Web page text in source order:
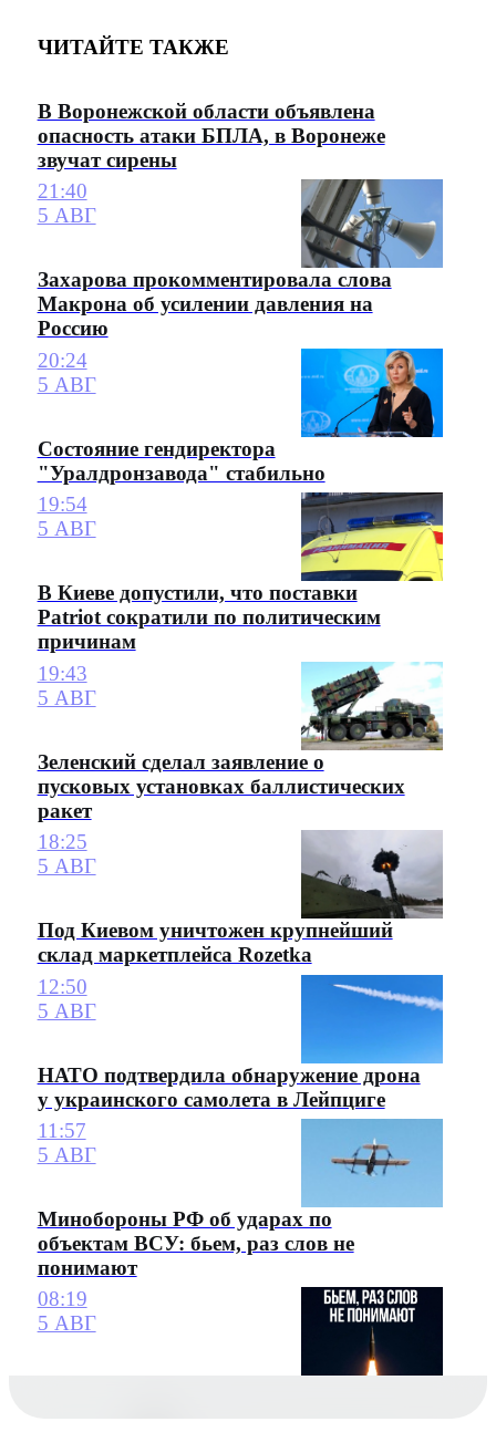
ЧИТАЙТЕ ТАКЖЕ
В Воронежской области объявлена
опасность атаки БПЛА, в Воронеже
звучат сирены
21:40
5 АВГ
Захарова прокомментировала слова
Макрона об усилении давления на
Россию
20:24
5 АВГ
Состояние гендиректора
"Уралдронзавода" стабильно
19:54
5 АВГ
В Киеве допустили, что поставки
Patriot сократили по политическим
причинам
19:43
5 АВГ
Зеленский сделал заявление о
пусковых установках баллистических
ракет
18:25
5 АВГ
Под Киевом уничтожен крупнейший
склад маркетплейса Rozetka
12:50
5 АВГ
НАТО подтвердила обнаружение дрона
у украинского самолета в Лейпциге
11:57
5 АВГ
Минобороны РФ об ударах по
объектам ВСУ: бьем, раз слов не
понимают
08:19
5 АВГ